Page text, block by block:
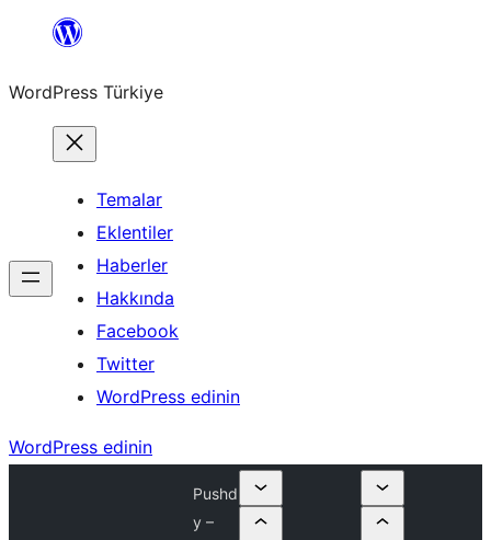
İçeriğe
WordPress Türkiye
Temalar
Eklentiler
Haberler
Hakkında
Facebook
Twitter
WordPress edinin
WordPress edinin
Pushd
y –